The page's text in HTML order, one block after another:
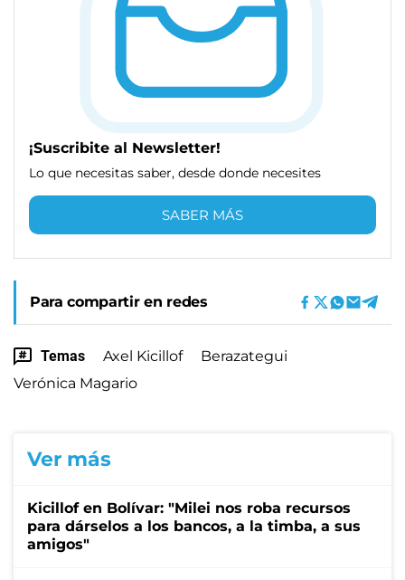
¡Suscribite al Newsletter!
Lo que necesitas saber, desde donde necesites
SABER MÁS
Para compartir en redes
Temas Axel Kicillof
Berazategui
Verónica Magario
Ver más
Kicillof en Bolívar: "Milei nos roba recursos
para dárselos a los bancos, a la timba, a sus
amigos"